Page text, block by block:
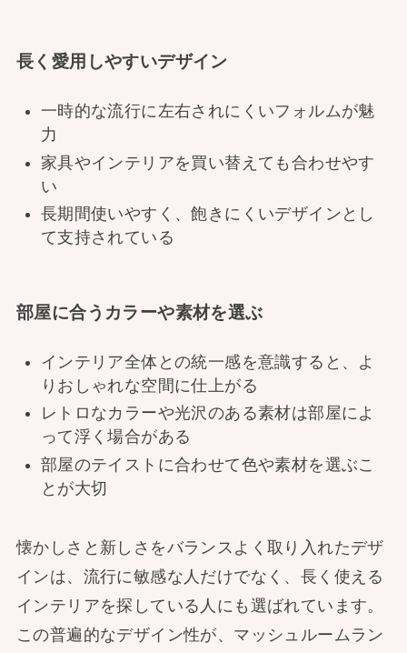
長く愛用しやすいデザイン
一時的な流行に左右されにくいフォルムが魅
力
家具やインテリアを買い替えても合わせやす
い
長期間使いやすく、飽きにくいデザインとし
て支持されている
部屋に合うカラーや素材を選ぶ
インテリア全体との統一感を意識すると、よ
りおしゃれな空間に仕上がる
レトロなカラーや光沢のある素材は部屋によ
って浮く場合がある
部屋のテイストに合わせて色や素材を選ぶこ
とが大切
懐かしさと新しさをバランスよく取り入れたデザ
インは、流行に敏感な人だけでなく、長く使える
インテリアを探している人にも選ばれています。
この普遍的なデザイン性が、マッシュルームラン